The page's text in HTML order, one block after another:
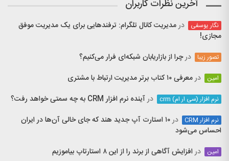
آخرین نظرات کاربران
نگار یوسفی درمدیریت کانال تلگرام: ترفندهایی برای یک مدیریت موفق
مجازی!
تصور زیبا درچرا از بازاریابان شبکه‌ای فرار می‌کنیم؟
امین درمعرفی ۱۰ کتاب برتر مدیریت ارتباط با مشتری
نرم افزار (سی ار ام) crm درآینده نرم افزار CRM به چه سمتی خواهد رفت؟
نرم افزار CRM در
۱۰ استارت آپ جدید هند که جای خالی آن‌ها در ایران
احساس می‌شود
امین درافزایش آگاهی از برند را از این ۸ استارتاپ بیاموزیم